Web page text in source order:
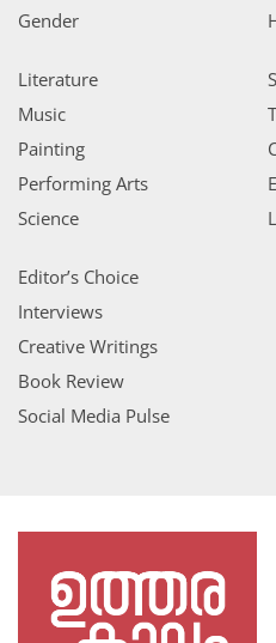
Gender
Literature
Music
Painting
Performing Arts
Science
Editor’s Choice
Interviews
Creative Writings
Book Review
Social Media Pulse